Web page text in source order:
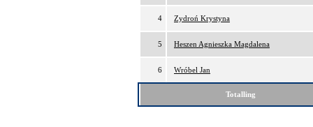
4 Zydroń Krystyna
5 Heszen Agnieszka Magdalena
6 Wróbel Jan
Totalling